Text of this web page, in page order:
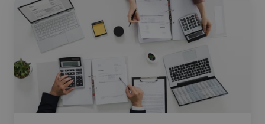
Jouw
Factuurprocessen:
van
PEPPOL
E-
facturatie